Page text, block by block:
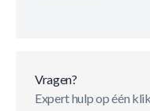
Vragen?
Expert hulp op één